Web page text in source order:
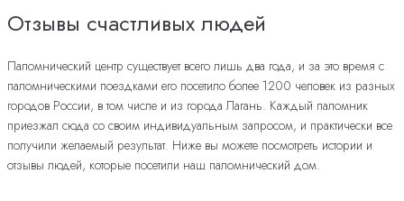
Отзывы счастливых людей
Паломнический центр существует всего лишь два года, и за это время с
паломническими поездками его посетило более 1200 человек из разных
городов России, в том числе и из города Лагань. Каждый паломник
приезжал сюда со своим индивидуальным запросом, и практически все
получили желаемый результат. Ниже вы можете посмотреть истории и
отзывы людей, которые посетили наш паломнический дом.